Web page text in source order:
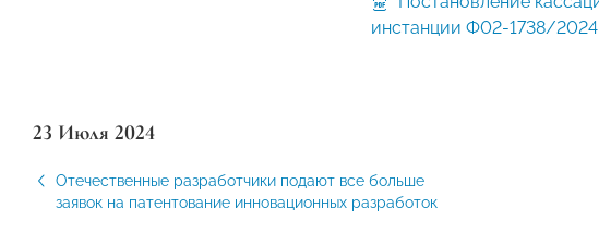
инстанции Ф02-1738/2024
23 Июля 2024
Отечественные разработчики подают все больше
заявок на патентование инновационных разработок